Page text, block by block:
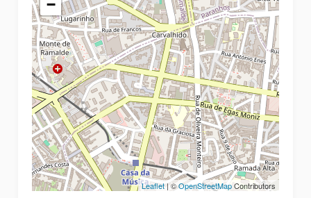
−
Leaflet| ©OpenStreetMapContributors